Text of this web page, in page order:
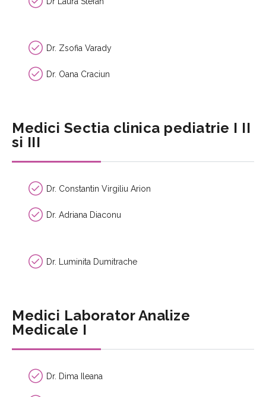
Dr. Zsofia Varady
Dr. Oana Craciun
Medici Sectia clinica pediatrie I II
si III
Dr. Constantin Virgiliu Arion
Dr. Adriana Diaconu
Dr. Luminita Dumitrache
Medici Laborator Analize
Medicale I
Dr. Dima Ileana